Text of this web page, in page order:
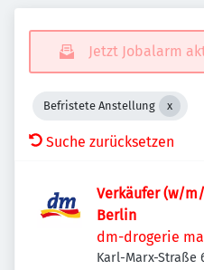
Jetzt Jobalarm
Befristete Anstellung
Suche zurücksetzen
Verkäufer (w/
Berlin
dm-drogerie
Karl-Marx-Straße